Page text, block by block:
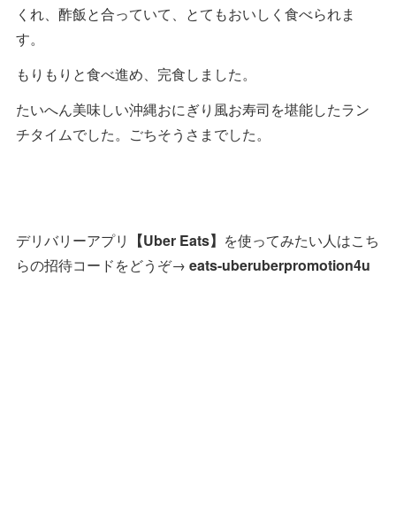
くれ、酢飯と合っていて、とてもおいしく食べられま
す。
もりもりと食べ進め、完食しました。
たいへん美味しい沖縄おにぎり風お寿司を堪能したラン
チタイムでした。ごちそうさまでした。
デリバリーアプリ 【Uber Eats】 を使ってみたい人はこち
らの招待コードをどうぞ→ eats-uberuberpromotion4u